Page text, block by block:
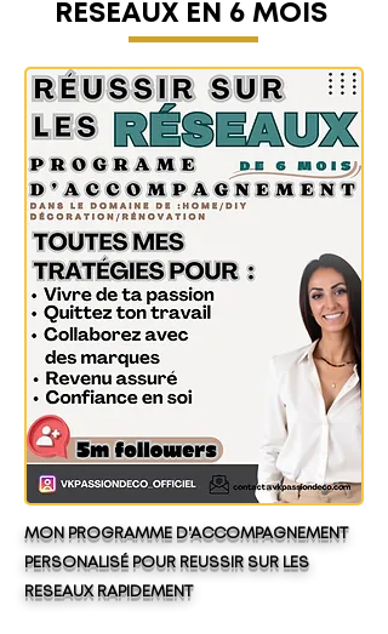
RESEAUX EN 6 MOIS
MON PROGRAMME D'ACCOMPAGNEMENT
PERSONALISÉ POUR REUSSIR SUR LES
RESEAUX RAPIDEMENT